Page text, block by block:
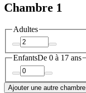
Chambre 1
Adultes
EnfantsDe 0 à 17 ans
Ajouter une autre chambre